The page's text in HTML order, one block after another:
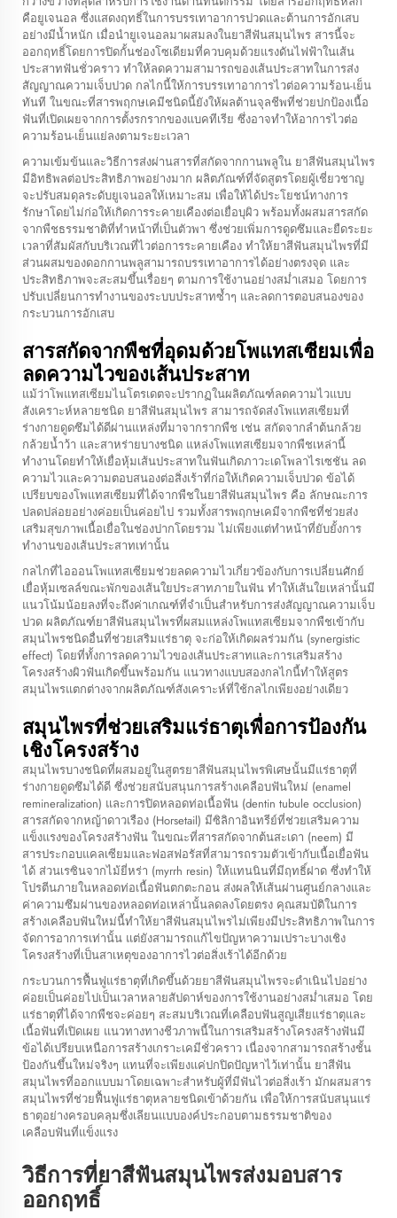
คือยูเจนอล ซึ่งแสดงฤทธิ์ในการบรรเทาอาการปวดและต้านการอักเสบ
อย่างมีน้ำหนัก เมื่อนำยูเจนอลมาผสมลงในยาสีฟันสมุนไพร สารนี้จะ
ออกฤทธิ์โดยการปิดกั้นช่องโซเดียมที่ควบคุมด้วยแรงดันไฟฟ้าในเส้น
ประสาทฟันชั่วคราว ทำให้ลดความสามารถของเส้นประสาทในการส่ง
สัญญาณความเจ็บปวด กลไกนี้ให้การบรรเทาอาการไวต่อความร้อน-เย็น
ทันที ในขณะที่สารพฤกษเคมีชนิดนี้ยังให้ผลต้านจุลชีพที่ช่วยปกป้องเนื้อ
ฟันที่เปิดเผยจากการตั้งรกรากของแบคทีเรีย ซึ่งอาจทำให้อาการไวต่อ
ความร้อน-เย็นแย่ลงตามระยะเวลา
ความเข้มข้นและวิธีการส่งผ่านสารที่สกัดจากกานพลูใน ยาสีฟันสมุนไพร
มีอิทธิพลต่อประสิทธิภาพอย่างมาก ผลิตภัณฑ์ที่จัดสูตรโดยผู้เชี่ยวชาญ
จะปรับสมดุลระดับยูเจนอลให้เหมาะสม เพื่อให้ได้ประโยชน์ทางการ
รักษาโดยไม่ก่อให้เกิดการระคายเคืองต่อเยื่อบุผิว พร้อมทั้งผสมสารสกัด
จากพืชธรรมชาติที่ทำหน้าที่เป็นตัวพา ซึ่งช่วยเพิ่มการดูดซึมและยืดระยะ
เวลาที่สัมผัสกับบริเวณที่ไวต่อการระคายเคือง ทำให้ยาสีฟันสมุนไพรที่มี
ส่วนผสมของดอกกานพลูสามารถบรรเทาอาการได้อย่างตรงจุด และ
ประสิทธิภาพจะสะสมขึ้นเรื่อยๆ ตามการใช้งานอย่างสม่ำเสมอ โดยการ
ปรับเปลี่ยนการทำงานของระบบประสาทซ้ำๆ และลดการตอบสนองของ
กระบวนการอักเสบ
สารสกัดจากพืชที่อุดมด้วยโพแทสเซียมเพื่อ
ลดความไวของเส้นประสาท
แม้ว่าโพแทสเซียมไนโตรเดตจะปรากฏในผลิตภัณฑ์ลดความไวแบบ
สังเคราะห์หลายชนิด ยาสีฟันสมุนไพร สามารถจัดส่งโพแทสเซียมที่
ร่างกายดูดซึมได้ดีผ่านแหล่งที่มาจากรากพืช เช่น สกัดจากลำต้นกล้วย
กล้วยน้ำว้า และสาหร่ายบางชนิด แหล่งโพแทสเซียมจากพืชเหล่านี้
ทำงานโดยทำให้เยื่อหุ้มเส้นประสาทในฟันเกิดภาวะเดโพลาไรเซชัน ลด
ความไวและความตอบสนองต่อสิ่งเร้าที่ก่อให้เกิดความเจ็บปวด ข้อได้
เปรียบของโพแทสเซียมที่ได้จากพืชในยาสีฟันสมุนไพร คือ ลักษณะการ
ปลดปล่อยอย่างค่อยเป็นค่อยไป รวมทั้งสารพฤกษเคมีจากพืชที่ช่วยส่ง
เสริมสุขภาพเนื้อเยื่อในช่องปากโดยรวม ไม่เพียงแต่ทำหน้าที่ยับยั้งการ
ทำงานของเส้นประสาทเท่านั้น
กลไกที่ไอออนโพแทสเซียมช่วยลดความไวเกี่ยวข้องกับการเปลี่ยนศักย์
เยื่อหุ้มเซลล์ขณะพักของเส้นใยประสาทภายในฟัน ทำให้เส้นใยเหล่านั้นมี
แนวโน้มน้อยลงที่จะถึงค่าเกณฑ์ที่จำเป็นสำหรับการส่งสัญญาณความเจ็บ
ปวด ผลิตภัณฑ์ยาสีฟันสมุนไพรที่ผสมแหล่งโพแทสเซียมจากพืชเข้ากับ
สมุนไพรชนิดอื่นที่ช่วยเสริมแร่ธาตุ จะก่อให้เกิดผลร่วมกัน (synergistic
effect) โดยที่ทั้งการลดความไวของเส้นประสาทและการเสริมสร้าง
โครงสร้างผิวฟันเกิดขึ้นพร้อมกัน แนวทางแบบสองกลไกนี้ทำให้สูตร
สมุนไพรแตกต่างจากผลิตภัณฑ์สังเคราะห์ที่ใช้กลไกเพียงอย่างเดียว
สมุนไพรที่ช่วยเสริมแร่ธาตุเพื่อการป้องกัน
เชิงโครงสร้าง
สมุนไพรบางชนิดที่ผสมอยู่ในสูตรยาสีฟันสมุนไพรพิเศษนั้นมีแร่ธาตุที่
ร่างกายดูดซึมได้ดี ซึ่งช่วยสนับสนุนการสร้างเคลือบฟันใหม่ (enamel
remineralization) และการปิดหลอดท่อเนื้อฟัน (dentin tubule occlusion)
สารสกัดจากหญ้าดาวเรือง (Horsetail) มีซิลิกาอินทรีย์ที่ช่วยเสริมความ
แข็งแรงของโครงสร้างฟัน ในขณะที่สารสกัดจากต้นสะเดา (neem) มี
สารประกอบแคลเซียมและฟอสฟอรัสที่สามารถรวมตัวเข้ากับเนื้อเยื่อฟัน
ได้ ส่วนเรซินจากไม้ยี่หร่า (myrrh resin) ให้แทนนินที่มีฤทธิ์ฝาด ซึ่งทำให้
โปรตีนภายในหลอดท่อเนื้อฟันตกตะกอน ส่งผลให้เส้นผ่านศูนย์กลางและ
ค่าความซึมผ่านของหลอดท่อเหล่านั้นลดลงโดยตรง คุณสมบัติในการ
สร้างเคลือบฟันใหม่นี้ทำให้ยาสีฟันสมุนไพรไม่เพียงมีประสิทธิภาพในการ
จัดการอาการเท่านั้น แต่ยังสามารถแก้ไขปัญหาความเปราะบางเชิง
โครงสร้างที่เป็นสาเหตุของอาการไวต่อสิ่งเร้าได้อีกด้วย
กระบวนการฟื้นฟูแร่ธาตุที่เกิดขึ้นด้วยยาสีฟันสมุนไพรจะดำเนินไปอย่าง
ค่อยเป็นค่อยไปเป็นเวลาหลายสัปดาห์ของการใช้งานอย่างสม่ำเสมอ โดย
แร่ธาตุที่ได้จากพืชจะค่อยๆ สะสมบริเวณที่เคลือบฟันสูญเสียแร่ธาตุและ
เนื้อฟันที่เปิดเผย แนวทางทางชีวภาพนี้ในการเสริมสร้างโครงสร้างฟันมี
ข้อได้เปรียบเหนือการสร้างเกราะเคมีชั่วคราว เนื่องจากสามารถสร้างชั้น
ป้องกันขึ้นใหม่จริงๆ แทนที่จะเพียงแค่ปกปิดปัญหาไว้เท่านั้น ยาสีฟัน
สมุนไพรที่ออกแบบมาโดยเฉพาะสำหรับผู้ที่มีฟันไวต่อสิ่งเร้า มักผสมสาร
สมุนไพรที่ช่วยฟื้นฟูแร่ธาตุหลายชนิดเข้าด้วยกัน เพื่อให้การสนับสนุนแร่
ธาตุอย่างครอบคลุมซึ่งเลียนแบบองค์ประกอบตามธรรมชาติของ
เคลือบฟันที่แข็งแรง
วิธีการที่ยาสีฟันสมุนไพรส่งมอบสาร
ออกฤทธิ์